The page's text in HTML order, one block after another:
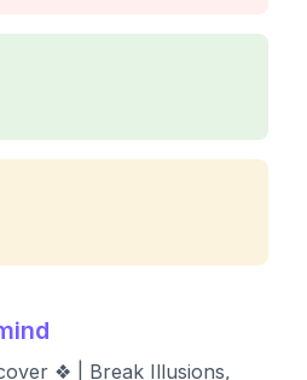
❖ | Break Illusions,